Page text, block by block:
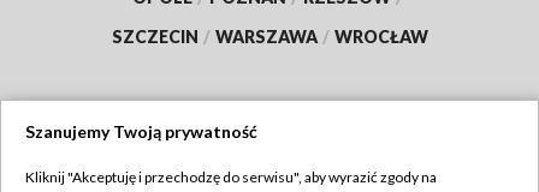
SZCZECIN / WARSZAWA / WROCŁAW
Szanujemy Twoją prywatność
Kliknij "Akceptuję i przechodzę do serwisu", aby wyrazić zgody na